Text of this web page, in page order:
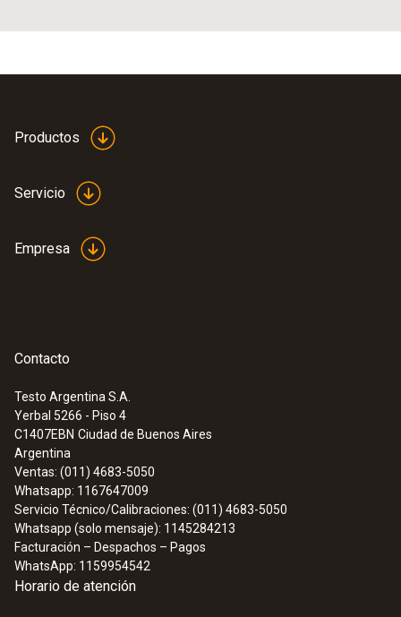
Productos
Servicio
Empresa
Contacto
Testo Argentina S.A.
Yerbal 5266 - Piso 4
C1407EBN Ciudad de Buenos Aires
Argentina
Ventas: (011) 4683-5050
Whatsapp: 1167647009
Servicio Técnico/Calibraciones: (011) 4683-5050
Whatsapp (solo mensaje): 1145284213
Facturación – Despachos – Pagos
WhatsApp: 1159954542
Horario de atención